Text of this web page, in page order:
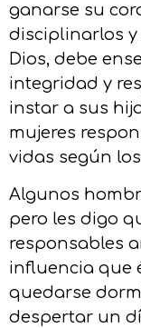
ganarse su
disciplinarlos y
Dios, debe
integridad y
instar a sus
mujeres
vidas según
Algunos
pero les digo
responsables
influencia que
quedarse
despertar un